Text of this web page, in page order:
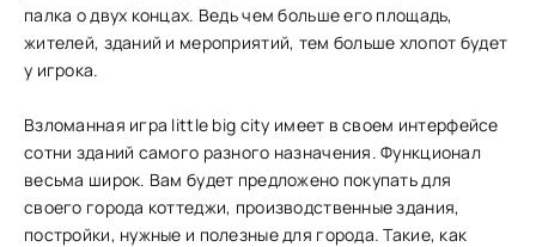
палка о двух концах. Ведь чем больше его площадь,
жителей, зданий и мероприятий, тем больше хлопот будет
у игрока.
Взломанная игра little big city имеет в своем интерфейсе
сотни зданий самого разного назначения. Функционал
весьма широк. Вам будет предложено покупать для
своего города коттеджи, производственные здания,
постройки, нужные и полезные для города. Такие, как